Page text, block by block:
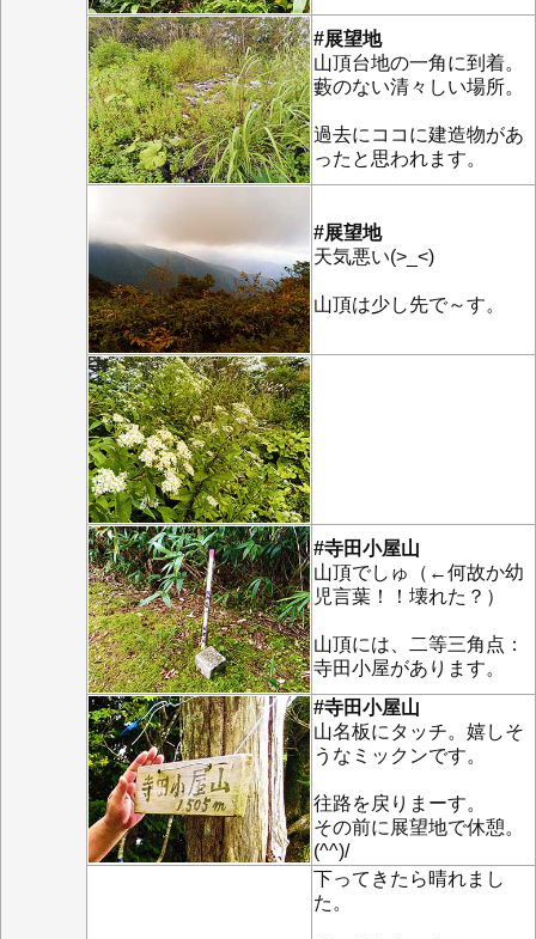
#展望地
山頂台地の一角に到着。
藪のない清々しい場所。
過去にココに建造物があ
ったと思われます。
#展望地
天気悪い(>_<)
山頂は少し先で～す。
#寺田小屋山
山頂でしゅ（←何故か幼
児言葉！！壊れた？）
山頂には、二等三角点：
寺田小屋があります。
#寺田小屋山
山名板にタッチ。嬉しそ
うなミックンです。
往路を戻りまーす。
その前に展望地で休憩。
(^^)/
下ってきたら晴れまし
た。